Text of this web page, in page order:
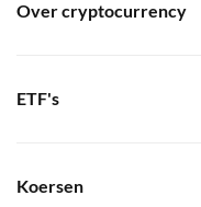
Over cryptocurrency
ETF's
Koersen